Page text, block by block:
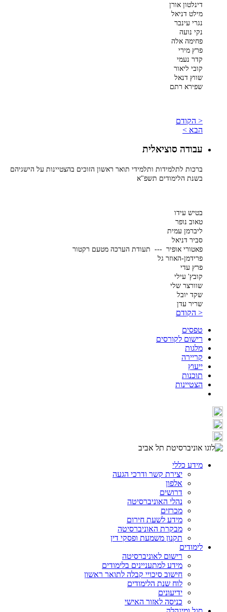
דינלטון אורן
מילט דניאל
נגרי עינבר
נקי נועה
פחימה אלה
פרץ מירי
קדר נעמי
קובי ליאור
שווץ דנאל
שפירא רתם
< הקודם
הבא >
עבודה סוציאלית
ברכות לתלמידות ותלמידי תואר ראשון הזוכים בהצטיינות על הישגיהם
בשנת הלימודים תשפ"א
בטיש עידו
טאוב נופר
ליברמן עמית
סביר דניאל
פאטורי אופיר --- תעודת הערכה מטעם רקטור
פרידמן-האוזר גל
פרץ עדי
קובץ' עילי
שוורצר שלי
שקד יובל
שריר עדן
< הקודם
טפסים
רישום לקורסים
מלגות
קריירה
ייעוץ
תוכנות
הצטיינות
מידע כללי
יצירת קשר ודרכי הגעה
אלפון
דרושים
נהלי האוניברסיטה
מכרזים
מידע לשעת חירום
מבקרת האוניברסיטה
תקנון משמעת ופסקי דין
לימודים
רישום לאוניברסיטה
מידע למתעניינים בלימודים
חישוב סיכויי קבלה לתואר ראשון
לוח שנת הלימודים
ידיעונים
כניסה לאזור האישי